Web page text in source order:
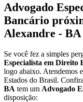
Advogado
Bancário
Alexandre - BA
Se você fez a simples
Especialista em Direito
logo abaixo. Atendemos
Estados do Brasil.
BA tem um Advogado
disposição: